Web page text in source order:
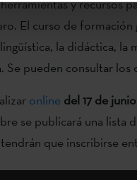
y recursos
El curso de
la didáctica, la
Se pueden consultar los
online del 17 de
se publicará una lista
que inscribirse